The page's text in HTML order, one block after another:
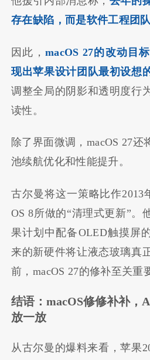
存在缺陷，而是软件工程团
因此， macOS 27的改动目
现出苹果设计团队最初设想
调整全局的阴影和透明度行
读性。
除了界面微调，macOS 27
池续航优化和性能提升。
古尔曼将这一策略比作2013
OS 8所做的“清理式更新”。
果计划中配备OLED触摸屏
来的新硬件将让液态玻璃真
前，macOS 27的修补至关重
结语：macOS修修补补，
放一放
从古尔曼的爆料来看，苹果